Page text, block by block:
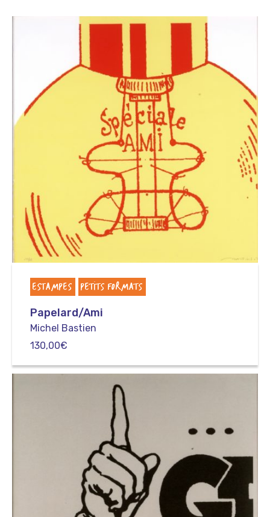
ESTAMPES PETITS FORMATS
Papelard/Ami
Michel Bastien
130,00€